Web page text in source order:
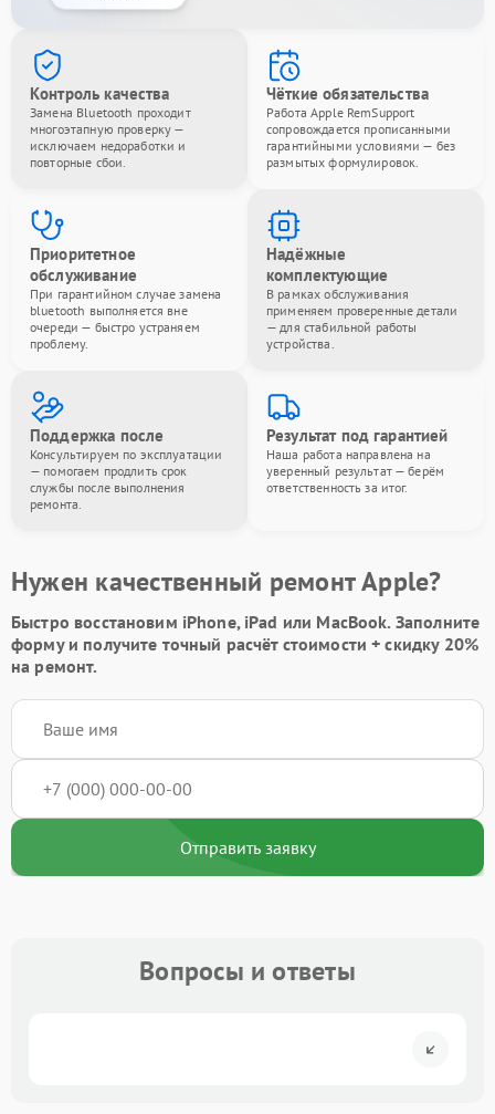
Контроль качества
Замена Bluetooth проходит
многоэтапную проверку —
исключаем недоработки и
повторные сбои.
Чёткие обязательства
Работа Apple RemSupport
сопровождается прописанными
гарантийными условиями — без
размытых формулировок.
Приоритетное
обслуживание
При гарантийном случае замена
bluetooth выполняется вне
очереди — быстро устраняем
проблему.
Надёжные
комплектующие
В рамках обслуживания
применяем проверенные детали
— для стабильной работы
устройства.
Поддержка после
Консультируем по эксплуатации
— помогаем продлить срок
службы после выполнения
ремонта.
Результат под гарантией
Наша работа направлена на
уверенный результат — берём
ответственность за итог.
Нужен качественный ремонт Apple?
Быстро восстановим iPhone, iPad или MacBook. Заполните
формуи получите точный расчёт стоимости +скидку 20%
на ремонт.
Отправить заявку
Вопросы и ответы